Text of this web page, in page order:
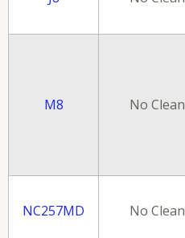
M8 No Clean
NC257MD No Clean